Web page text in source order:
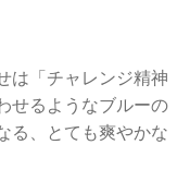
は「チャレンジ精神
せるようなブルーの
る、とても爽やかな